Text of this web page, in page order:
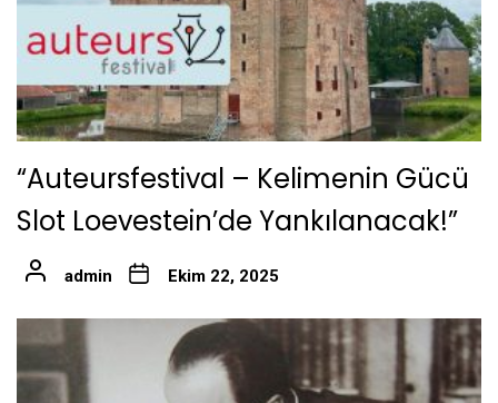
“Auteursfestival – Kelimenin Gücü
Slot Loevestein’de Yankılanacak!”
admin Ekim 22, 2025